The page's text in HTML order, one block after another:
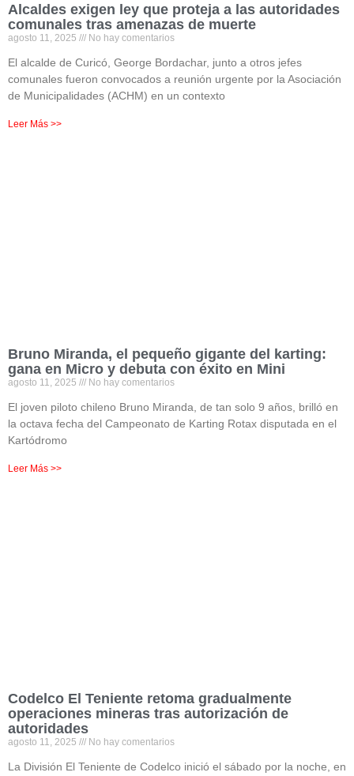
Alcaldes exigen ley que proteja a las autoridades
comunales tras amenazas de muerte
agosto 11, 2025 No hay comentarios
El alcalde de Curicó, George Bordachar, junto a otros jefes
comunales fueron convocados a reunión urgente por la Asociación
de Municipalidades (ACHM) en un contexto
Leer Más >>
Bruno Miranda, el pequeño gigante del karting:
gana en Micro y debuta con éxito en Mini
agosto 11, 2025 No hay comentarios
El joven piloto chileno Bruno Miranda, de tan solo 9 años, brilló en
la octava fecha del Campeonato de Karting Rotax disputada en el
Kartódromo
Leer Más >>
Codelco El Teniente retoma gradualmente
operaciones mineras tras autorización de
autoridades
agosto 11, 2025 No hay comentarios
La División El Teniente de Codelco inició el sábado por la noche, en